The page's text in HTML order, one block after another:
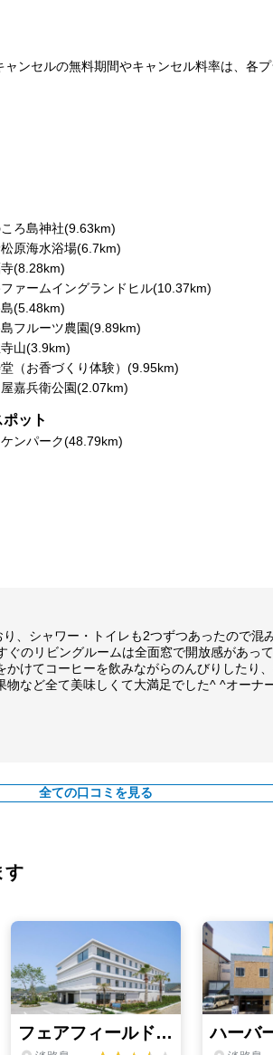
ンセルの無料期間やキャンセル料率は、各
ろ島神社(9.63km)
原海水浴場(6.7km)
(8.28km)
ァームイングランドヒル(10.37km)
(5.48km)
フルーツ農園(9.89km)
山(3.9km)
（お香づくり体験）(9.95km)
嘉兵衛公園(2.07km)
ポット
ンパーク(48.79km)
、シャワー・トイレも2つずつあったので混
のリビングルームは全面窓で開放感があっ
けてコーヒーを飲みながらのんびりしたり
など全て美味しくて大満足でした^ ^オーナ
全ての口コミを見る
す